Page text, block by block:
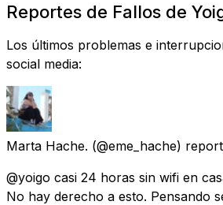
Reportes de Fallos de
Los últimos problemas e
social media:
Marta Hache. (@eme_hache)
@yoigo casi 24 horas sin wifi en
No hay derecho a esto. Pensando